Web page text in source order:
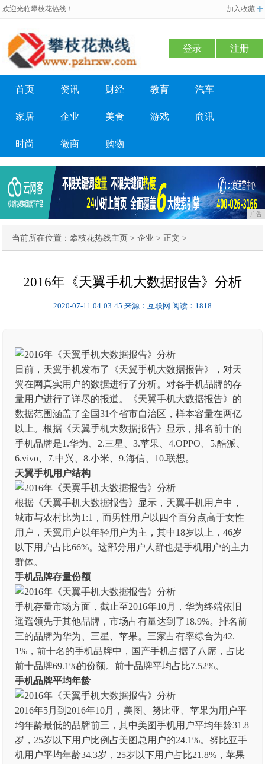
欢迎光临攀枝花热线！ 加入收藏
登录 注册
首页 资讯 财经 教育 汽车
家居 企业 美食 游戏 商讯
时尚 微商 购物
广告
当前所在位置：攀枝花热线主页 >企业 > 正文 >
2016年《天翼手机大数据报告》分析
2020-07-11 04:03:45 来源：互联网 阅读：1818
日前，天翼手机发布了《天翼手机大数据报告》，对天
翼在网真实用户的数据进行了分析。对各手机品牌的存
量用户进行了详尽的报道。《天翼手机大数据报告》的
数据范围涵盖了全国31个省市自治区，样本容量在两亿
以上。根据《天翼手机大数据报告》显示，排名前十的
手机品牌是1.华为、2.三星、3.苹果、4.OPPO、5.酷派、
6.vivo、7.中兴、8.小米、9.海信、10.联想。
天翼手机用户结构
根据《天翼手机大数据报告》显示，天翼手机用户中，
城市与农村比为1:1，而男性用户以四个百分点高于女性
用户，天翼用户以年轻用户为主，其中18岁以上，46岁
以下用户占比66%。这部分用户人群也是手机用户的主力
群体。
手机品牌存量份额
手机存量市场方面，截止至2016年10月，华为终端依旧
遥遥领先于其他品牌，市场占有量达到了18.9%。排名前
三的品牌为华为、三星、苹果。三家占有率综合为42.
1%，前十名的手机品牌中，国产手机占据了八席，占比
前十品牌69.1%的份额。前十品牌平均占比7.52%。
手机品牌平均年龄
2016年5月到2016年10月，美图、努比亚、苹果为用户平
均年龄最低的品牌前三，其中美图手机用户平均年龄31.8
岁，25岁以下用户比例占美图总用户的24.1%。努比亚手
机用户平均年龄34.3岁，25岁以下用户占比21.8%，苹果